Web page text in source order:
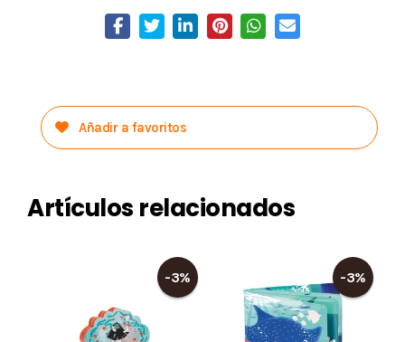
Añadir a favoritos
Artículos relacionados
-3% -3%